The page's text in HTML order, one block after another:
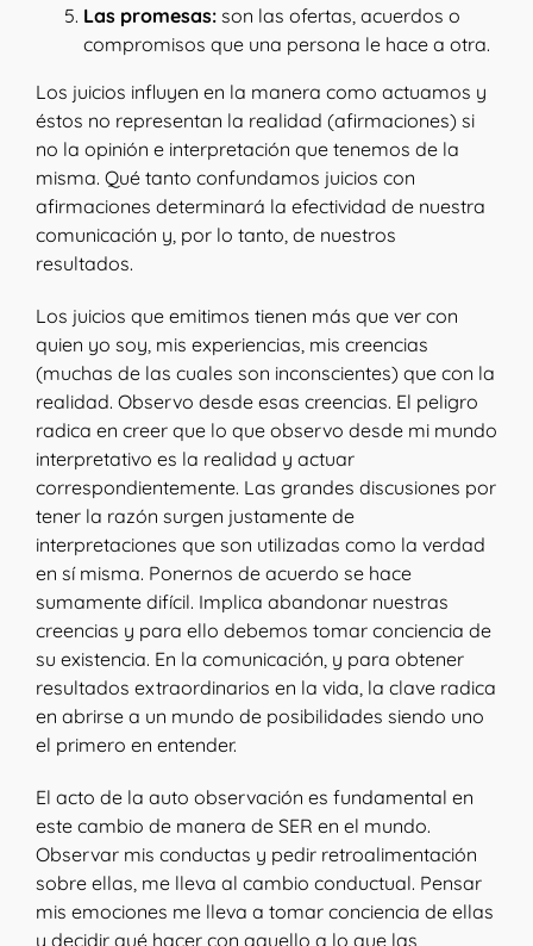
Las promesas: son las ofertas, acuerdos o
compromisos que una persona le hace a otra.
Los juicios influyen en la manera como actuamos y
éstos no representan la realidad (afirmaciones) si
no la opinión e interpretación que tenemos de la
misma. Qué tanto confundamos juicios con
afirmaciones determinará la efectividad de nuestra
comunicación y, por lo tanto, de nuestros
resultados.
Los juicios que emitimos tienen más que ver con
quien yo soy, mis experiencias, mis creencias
(muchas de las cuales son inconscientes) que con la
realidad. Observo desde esas creencias. El peligro
radica en creer que lo que observo desde mi mundo
interpretativo es la realidad y actuar
correspondientemente. Las grandes discusiones por
tener la razón surgen justamente de
interpretaciones que son utilizadas como la verdad
en sí misma. Ponernos de acuerdo se hace
sumamente difícil. Implica abandonar nuestras
creencias y para ello debemos tomar conciencia de
su existencia. En la comunicación, y para obtener
resultados extraordinarios en la vida, la clave radica
en abrirse a un mundo de posibilidades siendo uno
el primero en entender.
El acto de la auto observación es fundamental en
este cambio de manera de SER en el mundo.
Observar mis conductas y pedir retroalimentación
sobre ellas, me lleva al cambio conductual. Pensar
mis emociones me lleva a tomar conciencia de ellas
y decidir qué hacer con aquello a lo que las